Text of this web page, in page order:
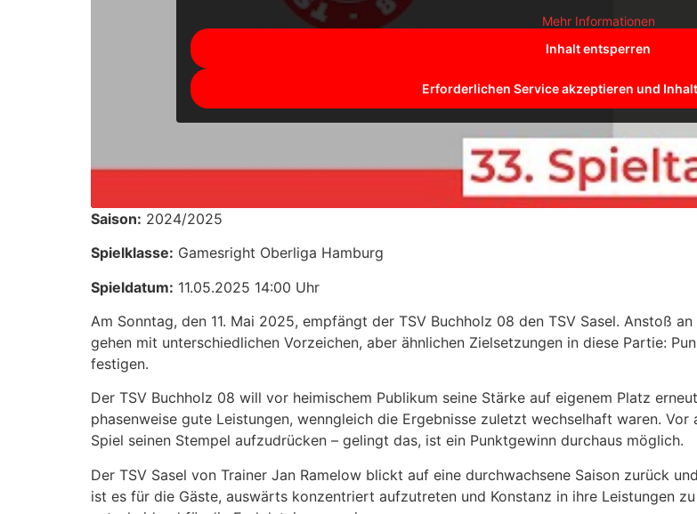
Mehr Informationen
Inhalt entsperren
Erforderlichen Service akzeptieren und
Saison: 2024/2025
Spielklasse: Gamesright Oberliga Hamburg
Spieldatum: 11.05.2025 14:00 Uhr
Am Sonntag, den 11. Mai 2025, empfängt der TSV Buchholz 08 den TSV Sasel. Anstoß
gehen mit unterschiedlichen Vorzeichen, aber ähnlichen Zielsetzungen in diese Partie:
festigen.
Der TSV Buchholz 08 will vor heimischem Publikum seine Stärke auf eigenem Platz
phasenweise gute Leistungen, wenngleich die Ergebnisse zuletzt wechselhaft waren.
Spiel seinen Stempel aufzudrücken – gelingt das, ist ein Punktgewinn durchaus möglich.
Der TSV Sasel von Trainer Jan Ramelow blickt auf eine durchwachsene Saison zurück
ist es für die Gäste, auswärts konzentriert aufzutreten und Konstanz in ihre Leistungen